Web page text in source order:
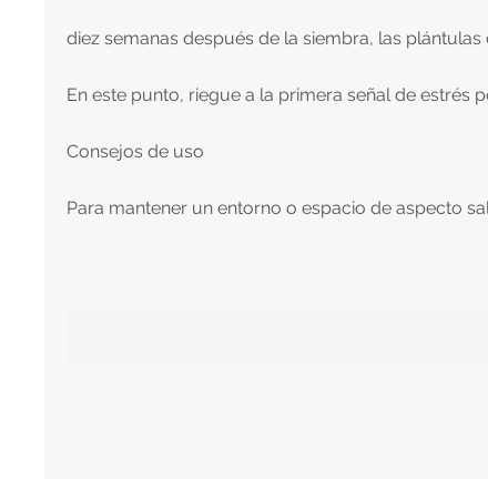
diez semanas después de la siembra, las
En este punto, riegue a la primera señal de estrés
Consejos de uso
Para mantener un entorno o espacio de aspecto